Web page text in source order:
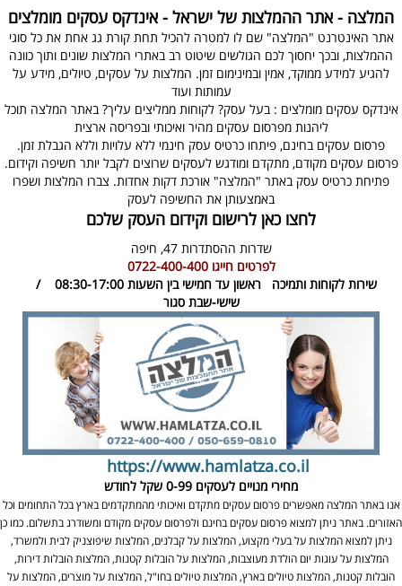
המלצה - אתר ההמלצות של ישראל - אינדקס עסקים מומלצים
אתר האינטרנט "המלצה" שם לו למטרה להכיל תחת קורת גג אחת את כל סוגי
ההמלצות, ובכך יחסוך לכם הגולשים שיטוט רב באתרי המלצות שונים ותוך כוונה
להגיע למידע ממוקד, אמין ובמינימום זמן. המלצות על עסקים, טיולים, מידע על
עמותות ועוד
אינדקס עסקים מומלצים : בעל עסק? לקוחות ממליצים עליך? באתר המלצה תוכל
ליהנות מפרסום עסקים מהיר ואיכותי ובפריסה ארצית
פרסום עסקים בחינם, פיתחו כרטיס עסק חינמי ללא עלויות וללא הגבלת זמן.
פרסום עסקים מקודם, מתקדם ומודגש לעסקים שרוצים לקבל יותר חשיפה וקידום.
פתיחת כרטיס עסק באתר "המלצה" אורכת דקות אחדות. צברו המלצות ושפרו
באמצעותן את החשיפה לעסק
לחצו כאן לרישום וקידום העסק שלכם
שדרות ההסתדרות 47,
חיפה
לפרטים חייגו0722-400-400
שירות לקוחות ותמיכה
ראשון עד חמישי בין השעות 08:30-17:00 /
שישי-שבת סגור
https://www.hamlatza.co.il
מחירי מנויים לעסקים 0-99 שקל לחודש
אנו באתר המלצה מאפשרים פרסום עסקים מתקדם ואיכותי מהמתקדמים בארץ בכל התחומים וכל
האזורים. באתר ניתן למצוא פרסום עסקים בחינם ולפרסום עסקים מקודם ומשודרג בתשלום. כמו כן
ניתן למצוא המלצות על בעלי מקצוע, המלצות על קבלנים, המלצות שיפוצניק לבית ולמשרד,
המלצות על עוגות יום הולדת מעוצבות, המלצות על הובלות קטנות, המלצות הובלות דירות,
הובלות קטנות, המלצות טיולים בארץ, המלצות טיולים בחו"ל, המלצות על מוצרים, המלצות על